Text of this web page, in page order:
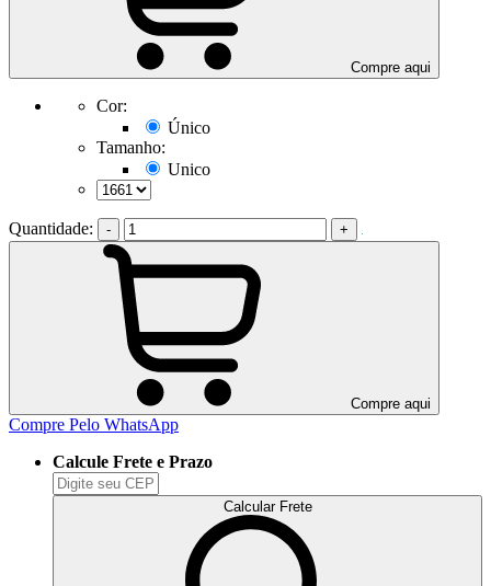
Compre aqui
Cor:
Único
Tamanho:
Unico
Quantidade: - +
Compre aqui
Compre Pelo WhatsApp
Calcule Frete e Prazo
Calcular Frete